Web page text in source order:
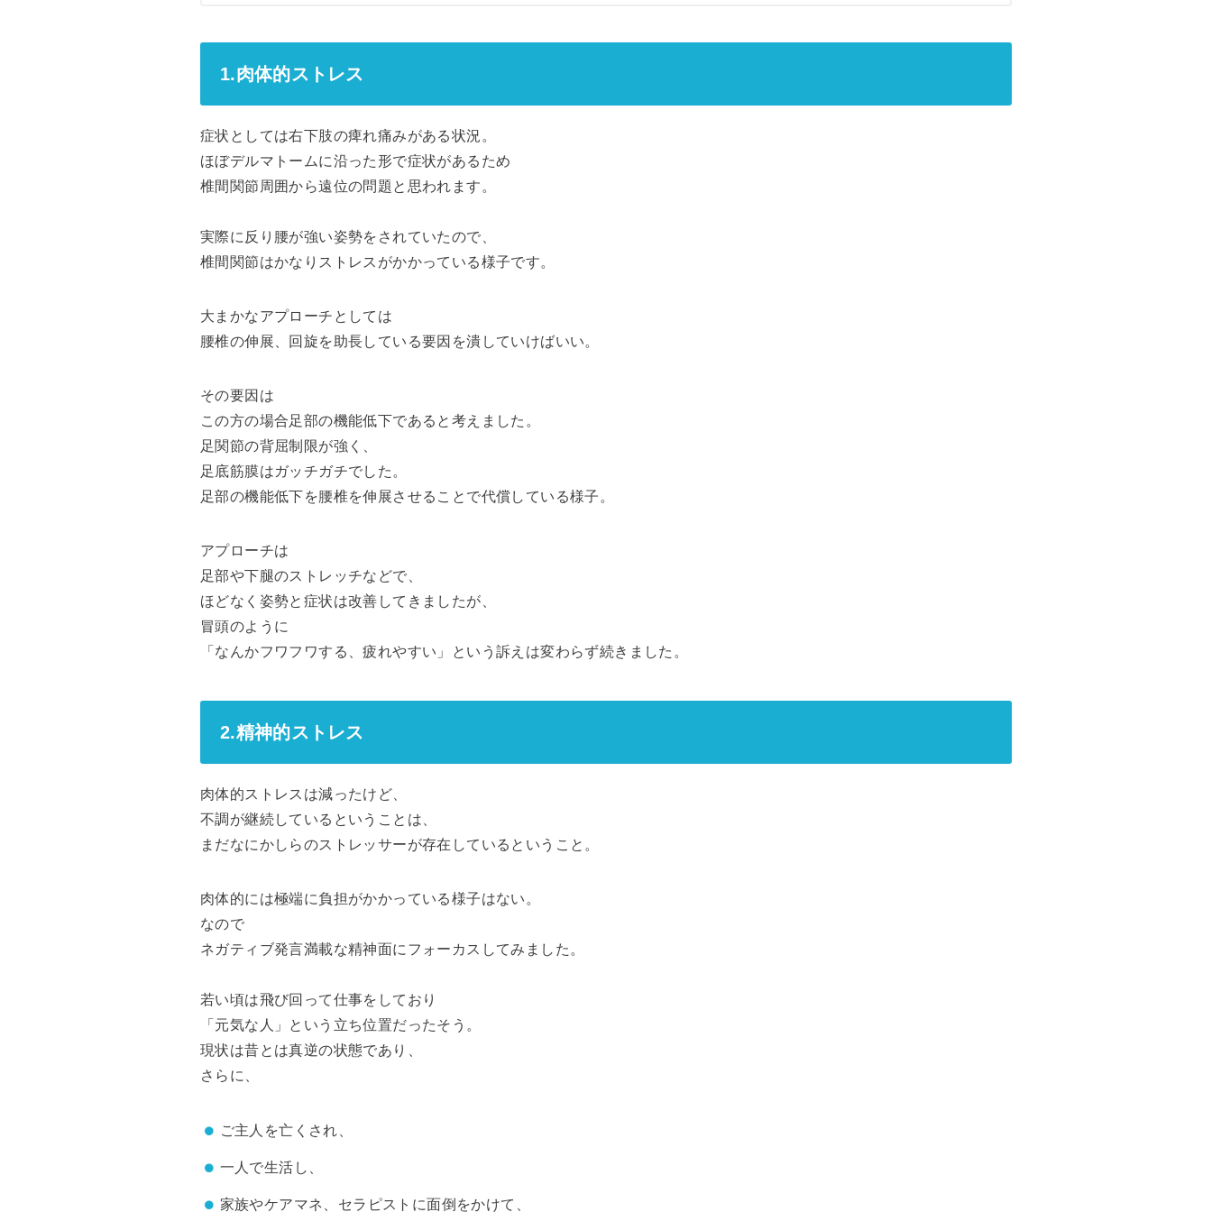
1.肉体的ストレス
症状としては右下肢の痺れ痛みがある状況。
ほぼデルマトームに沿った形で症状があるため
椎間関節周囲から遠位の問題と思われます。
実際に反り腰が強い姿勢をされていたので、
椎間関節はかなりストレスがかかっている様子です。
大まかなアプローチとしては
腰椎の伸展、回旋を助長している要因を潰していけばいい。
その要因は
この方の場合足部の機能低下であると考えました。
足関節の背屈制限が強く、
足底筋膜はガッチガチでした。
足部の機能低下を腰椎を伸展させることで代償している様子。
アプローチは
足部や下腿のストレッチなどで、
ほどなく姿勢と症状は改善してきましたが、
冒頭のように
「なんかフワフワする、疲れやすい」という訴えは変わらず続きました。
2.精神的ストレス
肉体的ストレスは減ったけど、
不調が継続しているということは、
まだなにかしらのストレッサーが存在しているということ。
肉体的には極端に負担がかかっている様子はない。
なので
ネガティブ発言満載な精神面にフォーカスしてみました。
若い頃は飛び回って仕事をしており
「元気な人」という立ち位置だったそう。
現状は昔とは真逆の状態であり、
さらに、
ご主人を亡くされ、
一人で生活し、
家族やケアマネ、セラピストに面倒をかけて、